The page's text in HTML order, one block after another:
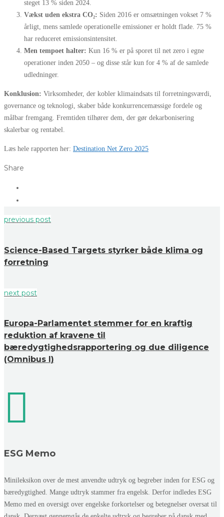
steget 13 % siden 2024.
Vækst uden ekstra CO₂: Siden 2016 er omsætningen vokset 7 %
årligt, mens samlede operationelle emissioner er holdt flade. 75 %
har reduceret emissionsintensitet.
Men tempoet halter: Kun 16 % er på sporet til net zero i egne
operationer inden 2050 – og disse står kun for 4 % af de samlede
udledninger.
Konklusion: Virksomheder, der kobler klimaindsats til forretningsværdi,
governance og teknologi, skaber både konkurrencemæssige fordele og
målbar fremgang. Fremtiden tilhører dem, der gør dekarbonisering
skalerbar og rentabel.
Læs hele rapporten her: Destination Net Zero 2025
Share
previous post
Science-Based Targets styrker både klima og
forretning
next post
Europa-Parlamentet stemmer for en kraftig
reduktion af kravene til
bæredygtighedsrapportering og due diligence
(Omnibus I)
ESG Memo
Minileksikon over de mest anvendte udtryk og begreber inden for ESG og
bæredygtighed. Mange udtryk stammer fra engelsk. Derfor indledes ESG
Memo med en oversigt over engelske forkortelser og betegnelser oversat til